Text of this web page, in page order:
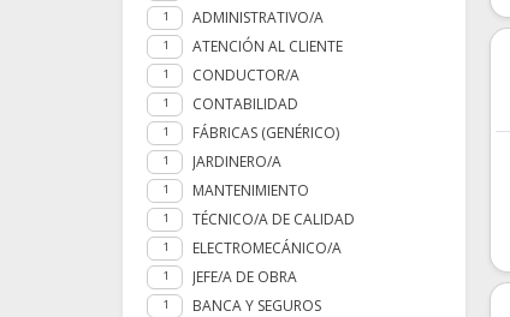
1 ADMINISTRATIVO/A
1 ATENCIÓN AL CLIENTE
1 CONDUCTOR/A
1 CONTABILIDAD
1 FÁBRICAS (GENÉRICO)
1 JARDINERO/A
1 MANTENIMIENTO
1 TÉCNICO/A DE CALIDAD
1 ELECTROMECÁNICO/A
1 JEFE/A DE OBRA
1 BANCA Y SEGUROS